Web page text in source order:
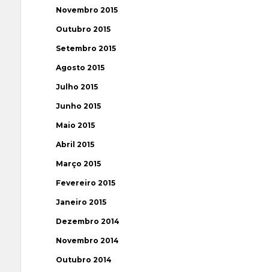
Novembro 2015
Outubro 2015
Setembro 2015
Agosto 2015
Julho 2015
Junho 2015
Maio 2015
Abril 2015
Março 2015
Fevereiro 2015
Janeiro 2015
Dezembro 2014
Novembro 2014
Outubro 2014